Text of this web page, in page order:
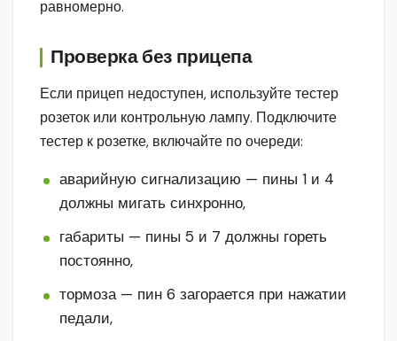
равномерно.
Проверка без прицепа
Если прицеп недоступен, используйте тестер
розеток или контрольную лампу. Подключите
тестер к розетке, включайте по очереди:
аварийную сигнализацию — пины 1 и 4
должны мигать синхронно,
габариты — пины 5 и 7 должны гореть
постоянно,
тормоза — пин 6 загорается при нажатии
педали,